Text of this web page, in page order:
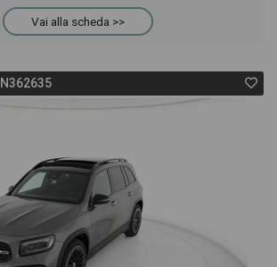
Vai alla scheda >>